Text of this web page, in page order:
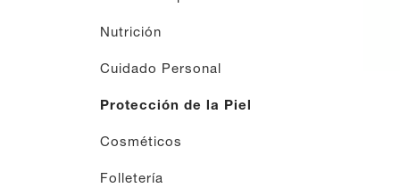
Nutrición
Cuidado Personal
Protección de la Piel
Cosméticos
Folletería